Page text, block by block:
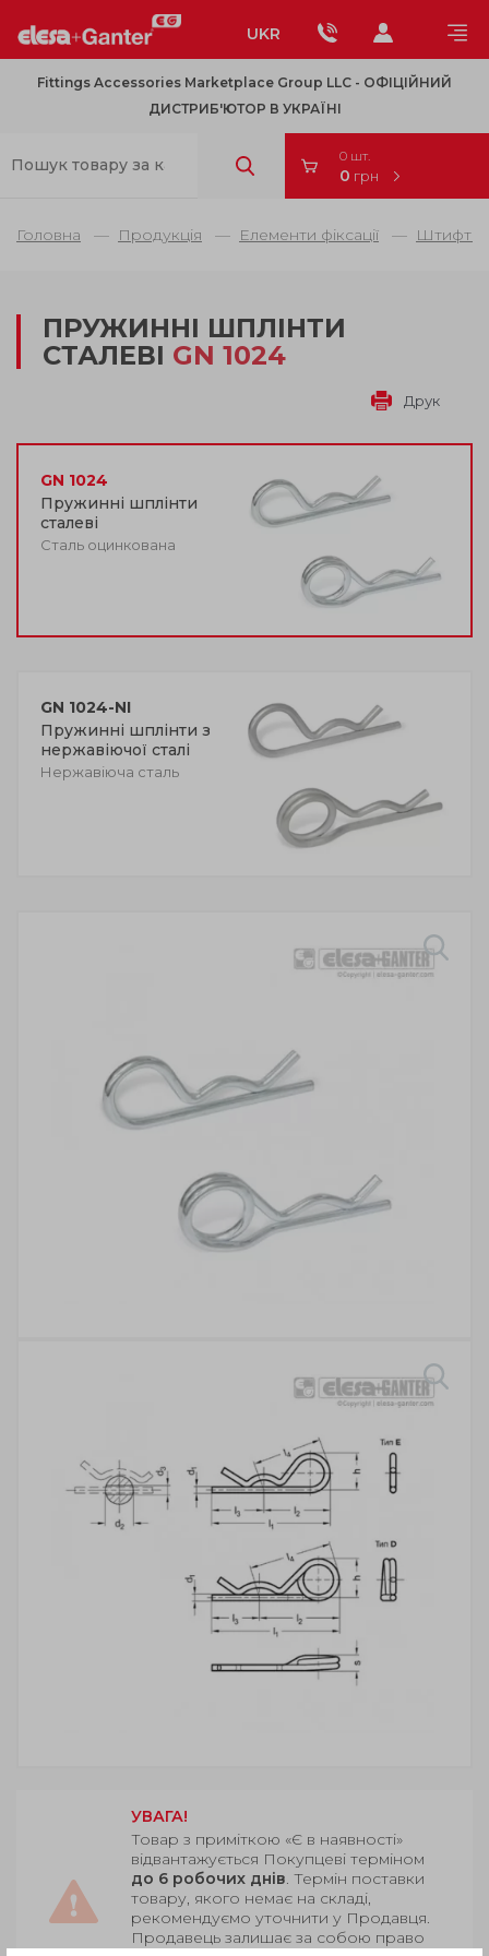
UKR
Fittings Accessories Marketplace Group LLC - OФІЦІЙНИЙ
ДИСТРИБ'ЮТОР В УКРАЇНІ
0 шт.
0 грн
Головна Продукція Елементи фіксації Штифти
ПРУЖИННІ ШПЛІНТИ
СТАЛЕВІ GN 1024
Друк
GN 1024
Пружинні шплінти
сталеві
Сталь оцинкована
GN 1024-NI
Пружинні шплінти з
нержавіючої сталі
Нержавіюча сталь
УВАГА!
Товар з приміткою «Є в наявності»
відвантажується Покупцеві терміном
до 6 робочих днів. Термін поставки
товару, якого немає на складі,
рекомендуємо уточнити у Продавця.
Продавець залишає за собою право